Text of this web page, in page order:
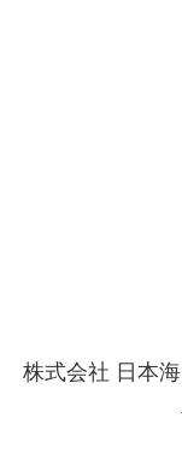
株式会社 日本